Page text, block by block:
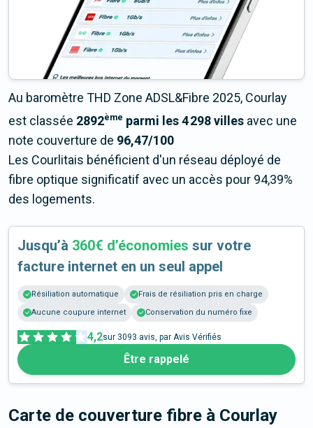
Au baromètre THD Zone ADSL&Fibre 2025, Courlay
est classée 2892ème parmi les 4 298 villes avec une
note couverture de 96,47/100
Les Courlitais bénéficient d'un réseau déployé de
fibre optique significatif avec un accès pour 94,39%
des logements.
Jusqu’à 360€ d’économies sur votre
facture internet en un seul appel
Résiliation automatique
Frais de résiliation pris en charge
Aucune coupure internet
Conservation du numéro fixe
4,2sur 3093 avis, par Avis Vérifiés
Être rappelé
Carte de couverture fibre à Courlay